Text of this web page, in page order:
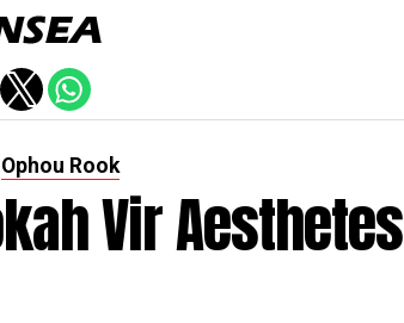
Ophou Rook
Vir Aesthetes